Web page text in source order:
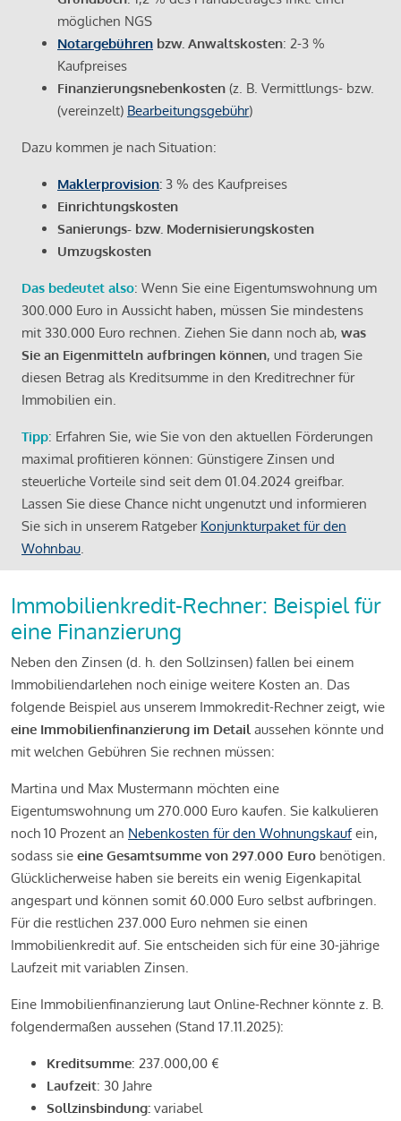
möglichen NGS
Notargebühren bzw. Anwaltskosten: 2-3 %
Kaufpreises
Finanzierungsnebenkosten (z. B. Vermittlungs- bzw.
(vereinzelt) Bearbeitungsgebühr)
Dazu kommen je nach Situation:
Maklerprovision: 3 % des Kaufpreises
Einrichtungskosten
Sanierungs- bzw. Modernisierungskosten
Umzugskosten
Das bedeutet also: Wenn Sie eine Eigentumswohnung um
300.000 Euro in Aussicht haben, müssen Sie mindestens
mit 330.000 Euro rechnen. Ziehen Sie dann noch ab, was
Sie an Eigenmitteln aufbringen können, und tragen Sie
diesen Betrag als Kreditsumme in den Kreditrechner für
Immobilien ein.
Tipp: Erfahren Sie, wie Sie von den aktuellen Förderungen
maximal profitieren können: Günstigere Zinsen und
steuerliche Vorteile sind seit dem 01.04.2024 greifbar.
Lassen Sie diese Chance nicht ungenutzt und informieren
Sie sich in unserem Ratgeber Konjunkturpaket für den
Wohnbau.
Immobilienkredit-Rechner: Beispiel für
eine Finanzierung
Neben den Zinsen (d. h. den Sollzinsen) fallen bei einem
Immobiliendarlehen noch einige weitere Kosten an. Das
folgende Beispiel aus unserem Immokredit-Rechner zeigt, wie
eine Immobilienfinanzierung im Detail aussehen könnte und
mit welchen Gebühren Sie rechnen müssen:
Martina und Max Mustermann möchten eine
Eigentumswohnung um 270.000 Euro kaufen. Sie kalkulieren
noch 10 Prozent an Nebenkosten für den Wohnungskaufein,
sodass sie eine Gesamtsumme von 297.000 Euro benötigen.
Glücklicherweise haben sie bereits ein wenig Eigenkapital
angespart und können somit 60.000 Euro selbst aufbringen.
Für die restlichen 237.000 Euro nehmen sie einen
Immobilienkredit auf. Sie entscheiden sich für eine 30-jährige
Laufzeit mit variablen Zinsen.
Eine Immobilienfinanzierung laut Online-Rechner könnte z. B.
folgendermaßen aussehen (Stand 17.11.2025):
Kreditsumme: 237.000,00 €
Laufzeit: 30 Jahre
Sollzinsbindung: variabel